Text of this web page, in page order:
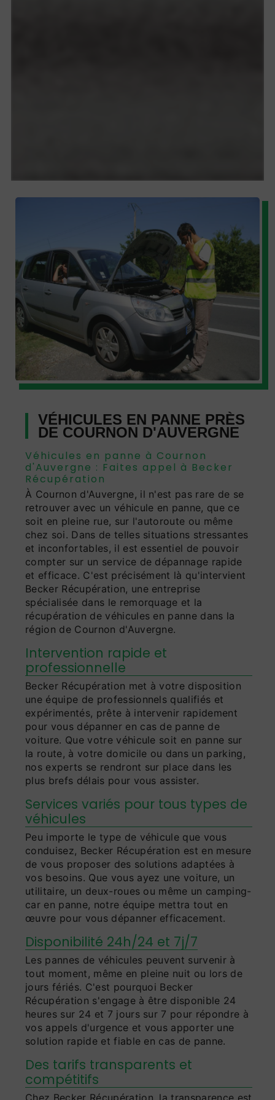
VÉHICULES EN PANNE PRÈS
DE COURNON D'AUVERGNE
Véhicules en panne à Cournon
d'Auvergne : Faites appel à Becker
Récupération
À Cournon d'Auvergne, il n'est pas rare de se
retrouver avec un véhicule en panne, que ce
soit en pleine rue, sur l'autoroute ou même
chez soi. Dans de telles situations stressantes
et inconfortables, il est essentiel de pouvoir
compter sur un service de dépannage rapide
et efficace. C'est précisément là qu'intervient
Becker Récupération, une entreprise
spécialisée dans le remorquage et la
récupération de véhicules en panne dans la
région de Cournon d'Auvergne.
Intervention rapide et
professionnelle
Becker Récupération met à votre disposition
une équipe de professionnels qualifiés et
expérimentés, prête à intervenir rapidement
pour vous dépanner en cas de panne de
voiture. Que votre véhicule soit en panne sur
la route, à votre domicile ou dans un parking,
nos experts se rendront sur place dans les
plus brefs délais pour vous assister.
Services variés pour tous types de
véhicules
Peu importe le type de véhicule que vous
conduisez, Becker Récupération est en mesure
de vous proposer des solutions adaptées à
vos besoins. Que vous ayez une voiture, un
utilitaire, un deux-roues ou même un camping-
car en panne, notre équipe mettra tout en
œuvre pour vous dépanner efficacement.
Disponibilité 24h/24 et 7j/7
Les pannes de véhicules peuvent survenir à
tout moment, même en pleine nuit ou lors de
jours fériés. C'est pourquoi Becker
Récupération s'engage à être disponible 24
heures sur 24 et 7 jours sur 7 pour répondre à
vos appels d'urgence et vous apporter une
solution rapide et fiable en cas de panne.
Des tarifs transparents et
compétitifs
Chez Becker Récupération, la transparence est